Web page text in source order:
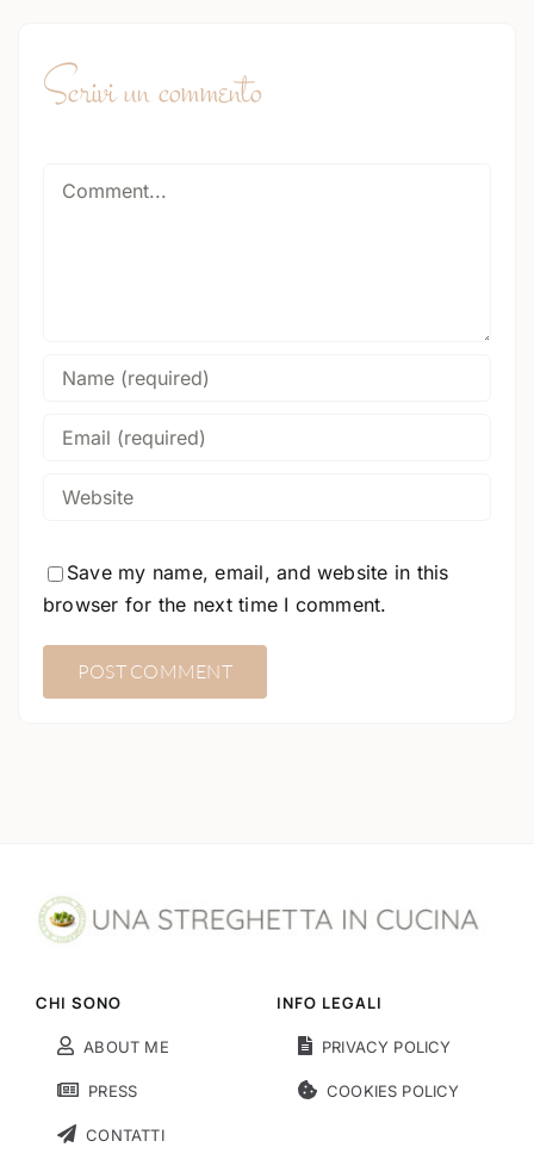
Scrivi un commento
Save my name, email, and website in this
browser for the next time I comment.
CHI SONO
ABOUT ME
PRESS
CONTATTI
INFO LEGALI
PRIVACY POLICY
COOKIES POLICY